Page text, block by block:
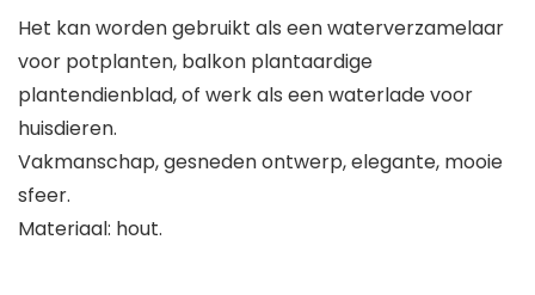
Het kan worden gebruikt als een waterverzamelaar
voor potplanten, balkon plantaardige
plantendienblad, of werk als een waterlade voor
huisdieren.
Vakmanschap, gesneden ontwerp, elegante, mooie
sfeer.
Materiaal: hout.